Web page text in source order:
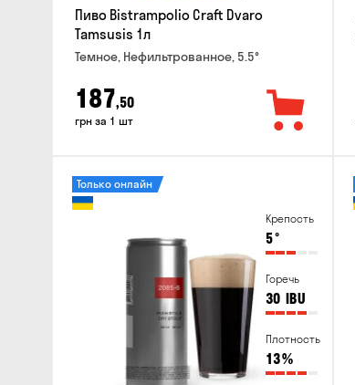
Пиво Bistrampolio Craft Dvaro
Tamsusis 1л
Темное, Нефильтрованное, 5.5°
187,50
грн за 1 шт
Крепость
5°
Горечь
30 IBU
Плотность
13%
Только онлайн